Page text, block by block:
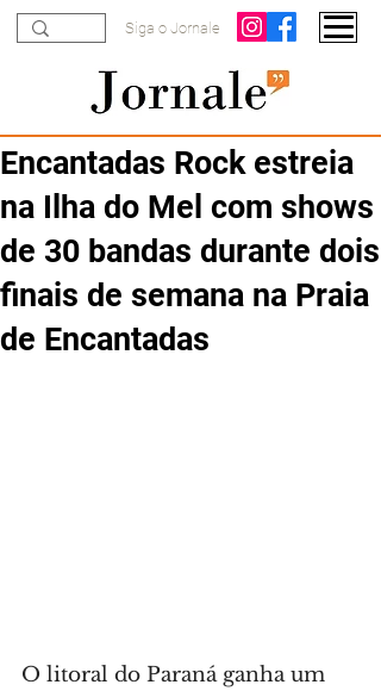
Siga o Jornale
Encantadas Rock estreia
na Ilha do Mel com shows
de 30 bandas durante dois
finais de semana na Praia
de Encantadas
O litoral do Paraná ganha um